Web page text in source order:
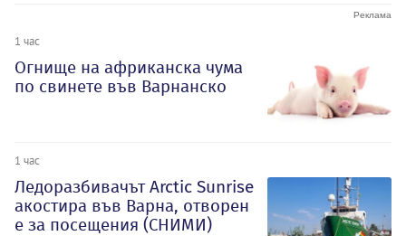
1 час
Огнище на африканска чума
по свинете във Варнанско
1 час
Ледоразбивачът Arctic Sunrise
акостира във Варна, отворен
е за посещения (СНИМИ)